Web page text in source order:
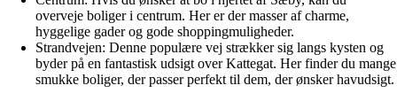
overveje boliger i centrum. Her er der masser af charme,
hyggelige gader og gode shoppingmuligheder.
Strandvejen: Denne populære vej strækker sig langs kysten og
byder på en fantastisk udsigt over Kattegat. Her finder du mange
smukke boliger, der passer perfekt til dem, der ønsker havudsigt.